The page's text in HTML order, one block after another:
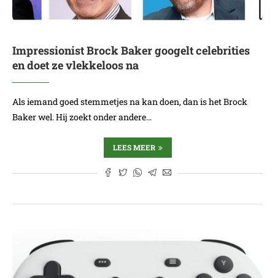
Impressionist Brock Baker googelt celebrities
en doet ze vlekkeloos na
Als iemand goed stemmetjes na kan doen, dan is het Brock
Baker wel. Hij zoekt onder andere…
LEES MEER